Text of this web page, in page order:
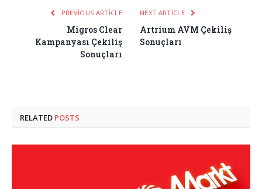
PREVIOUS ARTICLE
Migros Clear
Kampanyası Çekiliş
Sonuçları
NEXT ARTICLE
Artrium AVM Çekiliş
Sonuçları
RELATED POSTS